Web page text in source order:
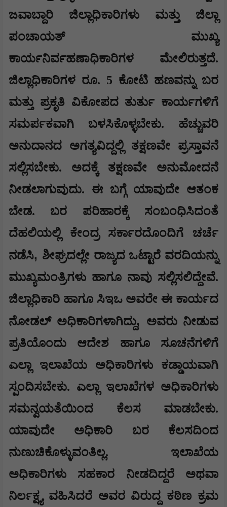
ಜವಾಬ್ದಾರಿ ಜಿಲ್ಲಾಧಿಕಾರಿಗಳು ಮತ್ತು ಜಿಲ್ಲಾ
ಪಂಚಾಯತ್ ಮುಖ್ಯ
ಕಾರ್ಯನಿರ್ವಹಣಾಧಿಕಾರಿಗಳ ಮೇಲಿರುತ್ತದೆ.
ಜಿಲ್ಲಾಧಿಕಾರಿಗಳ ರೂ. 5 ಕೋಟಿ ಹಣವನ್ನು ಬರ
ಮತ್ತು ಪ್ರಕೃತಿ ವಿಕೋಪದ ತುರ್ತು ಕಾರ್ಯಗಳಿಗೆ
ಸಮರ್ಪಕವಾಗಿ ಬಳಸಿಕೊಳ್ಳಬೇಕು. ಹೆಚ್ಚುವರಿ
ಅನುದಾನದ ಅಗತ್ಯವಿದ್ದಲ್ಲಿ ತಕ್ಷಣವೇ ಪ್ರಸ್ತಾವನೆ
ಸಲ್ಲಿಸಬೇಕು. ಅದಕ್ಕೆ ತಕ್ಷಣವೇ ಅನುಮೋದನೆ
ನೀಡಲಾಗುವುದು. ಈ ಬಗ್ಗೆ ಯಾವುದೇ ಆತಂಕ
ಬೇಡ. ಬರ ಪರಿಹಾರಕ್ಕೆ ಸಂಬಂಧಿಸಿದಂತೆ
ದೆಹಲಿಯಲ್ಲಿ ಕೇಂದ್ರ ಸರ್ಕಾರದೊಂದಿಗೆ ಚರ್ಚೆ
ನಡೆಸಿ, ಶೀಘ್ರದಲ್ಲೇ ರಾಜ್ಯದ ಒಟ್ಟಾರೆ ವರದಿಯನ್ನು
ಮುಖ್ಯಮಂತ್ರಿಗಳು ಹಾಗೂ ನಾವು ಸಲ್ಲಿಸಲಿದ್ದೇವೆ.
ಜಿಲ್ಲಾಧಿಕಾರಿ ಹಾಗೂ ಸಿಇಒ ಅವರೇ ಈ ಕಾರ್ಯದ
ನೋಡಲ್ ಅಧಿಕಾರಿಗಳಾಗಿದ್ದು, ಅವರು ನೀಡುವ
ಪ್ರತಿಯೊಂದು ಆದೇಶ ಹಾಗೂ ಸೂಚನೆಗಳಿಗೆ
ಎಲ್ಲಾ ಇಲಾಖೆಯ ಅಧಿಕಾರಿಗಳು ಕಡ್ಡಾಯವಾಗಿ
ಸ್ಪಂದಿಸಬೇಕು. ಎಲ್ಲಾ ಇಲಾಖೆಗಳ ಅಧಿಕಾರಿಗಳು
ಸಮನ್ವಯತೆಯಿಂದ ಕೆಲಸ ಮಾಡಬೇಕು.
ಯಾವುದೇ ಅಧಿಕಾರಿ ಬರ ಕೆಲಸದಿಂದ
ನುಣುಚಿಕೊಳ್ಳುವಂತಿಲ್ಲ. ಇಲಾಖೆಯ
ಅಧಿಕಾರಿಗಳು ಸಹಕಾರ ನೀಡದಿದ್ದರೆ ಅಥವಾ
ನಿರ್ಲಕ್ಷ್ಯ ವಹಿಸಿದರೆ ಅವರ ವಿರುದ್ದ ಕಠಿಣ ಕ್ರಮ